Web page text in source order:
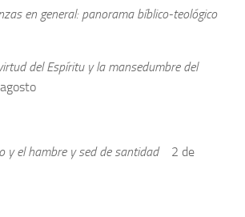
en general: panorama bíblico-teológico
del Espíritu y la mansedumbre del
y el hambre y sed de santidad 2 de